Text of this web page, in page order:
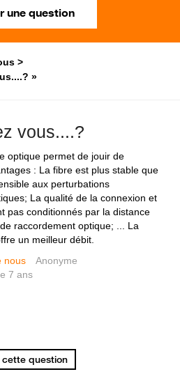
une question
»
vous....?
optique permet de jouir de
: La fibre est plus stable que
aux perturbations
La qualité de la connexion et
pas conditionnés par la distance
raccordement optique; ... La
un meilleur débit.
nous
Anonyme
7 ans
question